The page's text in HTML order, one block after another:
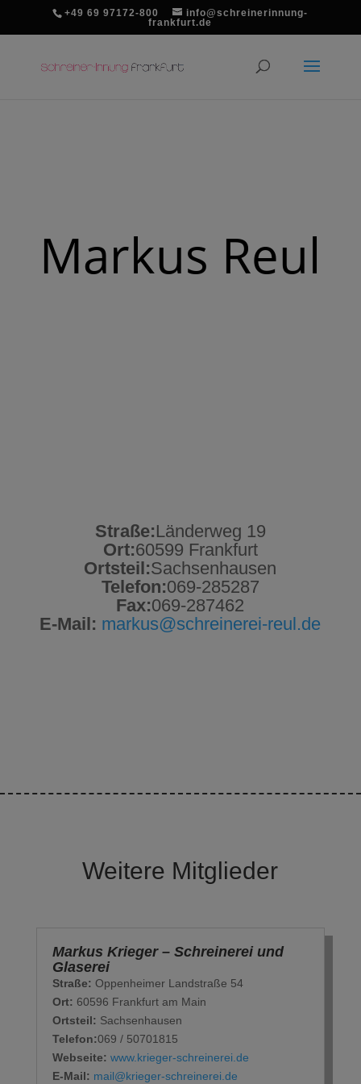
+49 69 97172-800
info@schreinerinnung-
frankfurt.de
Markus Reul
Straße:Länderweg 19
Ort:60599 Frankfurt
Ortsteil:Sachsenhausen
Telefon:069-285287
Fax:069-287462
E-Mail: markus@schreinerei-reul.de
Weitere Mitglieder
Markus Krieger – Schreinerei und
Glaserei
Straße: Oppenheimer Landstraße 54
Ort: 60596 Frankfurt am Main
Ortsteil: Sachsenhausen
Telefon:069 / 50701815
Webseite: www.krieger-schreinerei.de
E-Mail: mail@krieger-schreinerei.de